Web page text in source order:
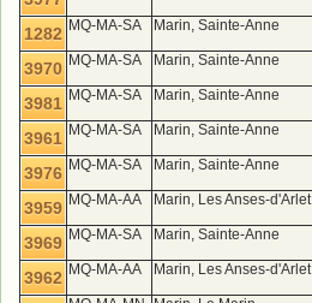
1282 MQ-MA-SA Marin, Sainte-Anne
3970 MQ-MA-SA Marin, Sainte-Anne
3981 MQ-MA-SA Marin, Sainte-Anne
3961 MQ-MA-SA Marin, Sainte-Anne
3976 MQ-MA-SA Marin, Sainte-Anne
3959 MQ-MA-AA Marin, Les Anses-d'Arlet
3969 MQ-MA-SA Marin, Sainte-Anne
3962 MQ-MA-AA Marin, Les Anses-d'Arlet